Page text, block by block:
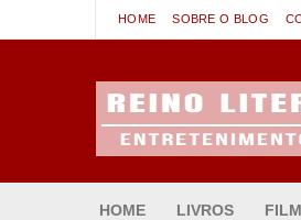
HOME SOBRE O BLOG
HOME LIVROS